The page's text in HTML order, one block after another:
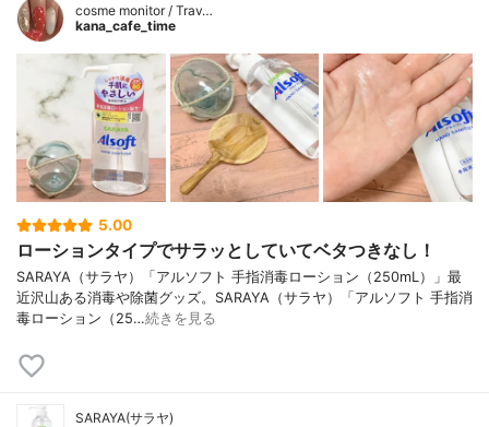
cosme monitor / Trav…
kana_cafe_time
5.00
ローションタイプでサラッとしていてベタつきなし！
SARAYA（サラヤ）「アルソフト 手指消毒ローション（250mL）」最
近沢山ある消毒や除菌グッズ。SARAYA（サラヤ）「アルソフト 手指消
毒ローション（25…続きを見る
SARAYA(サラヤ)